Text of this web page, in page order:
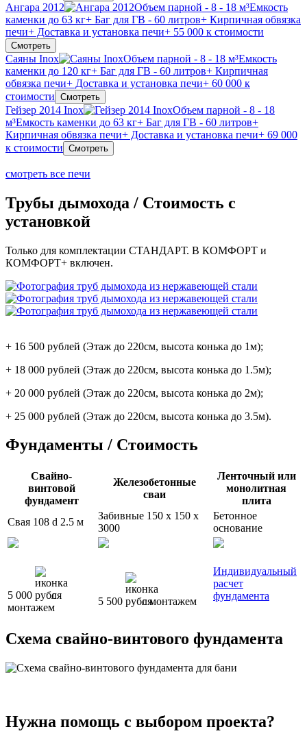
Ангара 2012 Объем парной - 8 - 18 м³Емкость
каменки до 63 кг+ Баг для ГВ - 60 литров+ Кирпичная обвязка
печи+ Доставка и установка печи+ 55 000 к стоимости
Смотреть
Саяны Inox Объем парной - 8 - 18 м³Емкость
каменки до 120 кг+ Баг для ГВ - 60 литров+ Кирпичная
обвязка печи+ Доставка и установка печи+ 60 000 к
стоимости Смотреть
Гейзер 2014 Inox
Объем парной - 8 - 18
м³Емкость каменки до 63 кг+ Баг для ГВ - 60 литров+
Кирпичная обвязка печи+ Доставка и установка печи+ 69 000
к стоимости Смотреть
смотреть все печи
Трубы дымохода / Стоимость с
установкой
Только для комплектации СТАНДАРТ. В КОМФОРТ и
КОМФОРТ+ включен.
+ 16 500 рублей (Этаж до 220см, высота конька до 1м);
+ 18 000 рублей (Этаж до 220см, высота конька до 1.5м);
+ 20 000 рублей (Этаж до 220см, высота конька до 2м);
+ 25 000 рублей (Этаж до 220см, высота конька до 3.5м).
Фундаменты / Стоимость
Свайно-
винтовой
фундамент
Железобетонные
сваи
Ленточный или
монолитная
плита
Свая 108 d 2.5 м
Забивные 150 x 150 x
3000
Бетонное
основание
5 000
с
монтажем
5 500 с монтажем
Индивидуальный
расчет
фундамента
Схема свайно-винтового фундамента
Нужна помощь с выбором проекта?